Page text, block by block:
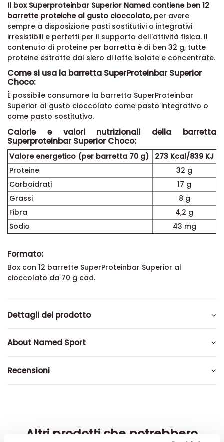
Il box Superproteinbar Superior Named contiene ben 12
barrette proteiche al gusto cioccolato,per avere
sempre a disposizione pasti sostitutivi o integrativi
irresistibili e perfetti per il supporto dell'attività fisica. Il
contenuto di proteine per barretta è di ben 32 g, tutte
proteine estratte dal siero di latte isolate e concentrate.
Come si usa la barretta SuperProteinbar Superior
Choco:
È possibile consumare la barretta SuperProteinbar
Superior al gusto cioccolato come pasto integrativo o
come pasto sostitutivo.
Calorie e valori nutrizionali della barretta
Superproteinbar Superior Choco:
Valore energetico (per barretta 70 g)
273 Kcal/839 KJ
Proteine
32 g
Carboidrati
17 g
Grassi
8 g
Fibra
4,2 g
Sodio
43 mg
Formato:
Box con 12 barrette SuperProteinbar Superior al
cioccolato da 70 g cad.
Dettagli del prodotto
About Named Sport
Recensioni
Altri prodotti che potrebbero